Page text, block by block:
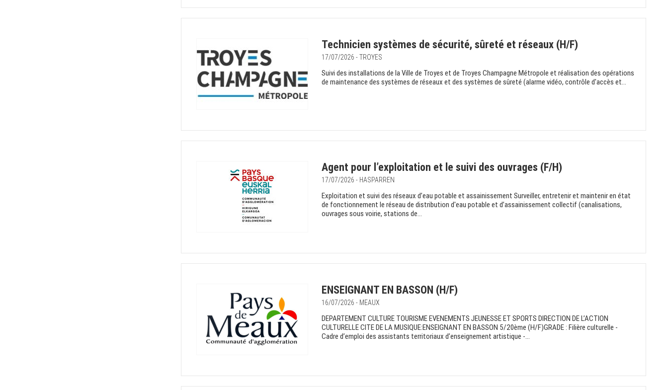
Technicien systèmes de sécurité, sûreté et réseaux (H/F)
17/07/2026 - TROYES
Suivi des installations de la Ville de Troyes et de Troyes Champagne Métropole et réalisation des opérations
de maintenance des systèmes de réseaux et des systèmes de sûreté (alarme vidéo, contrôle d'accès et...
Agent pour l’exploitation et le suivi des ouvrages (F/H)
17/07/2026 - HASPARREN
Exploitation et suivi des réseaux d’eau potable et assainissement Surveiller, entretenir et maintenir en état
de fonctionnement le réseau de distribution d'eau potable et d’assainissement collectif (canalisations,
ouvrages sous voirie, stations de...
ENSEIGNANT EN BASSON (H/F)
16/07/2026 - MEAUX
DEPARTEMENT CULTURE TOURISME EVENEMENTS JEUNESSE ET SPORTS DIRECTION DE L’ACTION
CULTURELLE CITE DE LA MUSIQUE:ENSEIGNANT EN BASSON 5/20ème (H/F)GRADE : Filière culturelle -
Cadre d’emploi des assistants territoriaux d’enseignement artistique -...